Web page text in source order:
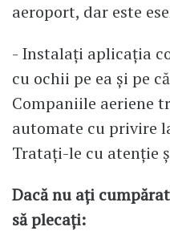
aeroport, dar este
- Instalați aplicația
cu ochii pe ea și pe
Companiile aeriene
automate cu privire
Tratați-le cu atenție
Dacă nu ați
să plecați: